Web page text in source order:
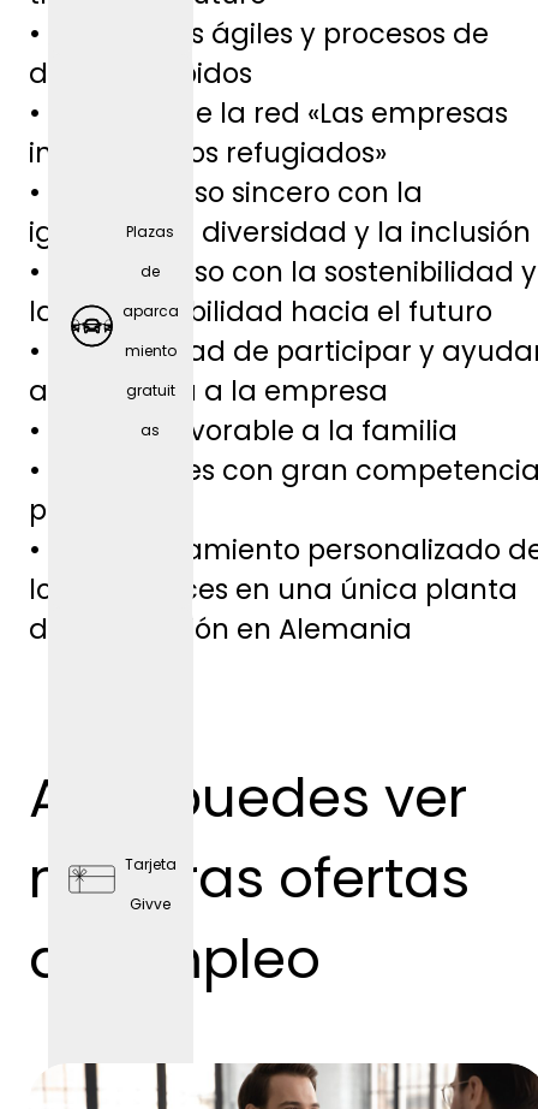
)
Plazas
de
aparca
miento
gratuit
as
Tarjeta
Givve
• Estructuras ágiles y procesos de
decisión rápidos
• Miembro de la red «Las empresas
integran a los refugiados»
• Compromiso sincero con la
igualdad, la diversidad y la inclusión
• Compromiso con la sostenibilidad y
la responsabilidad hacia el futuro
• Oportunidad de participar y
a dar forma a la empresa
• Entorno favorable a la familia
• Formadores con gran
profesional
• Acompañamiento personalizado
los aprendices en una única planta
de producción en Alemania
Aquí puedes ver
nuestras ofertas
de empleo